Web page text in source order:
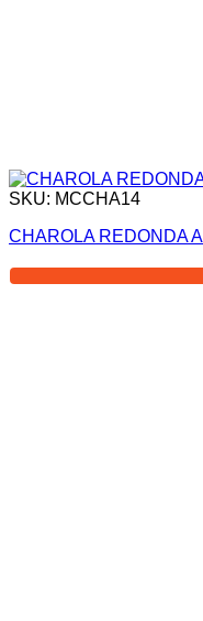
SKU: MCCHA14
CHAROLA REDONDA